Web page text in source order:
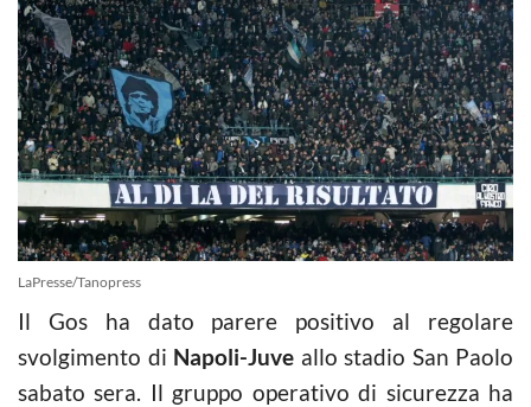
LaPresse/Tanopress
Il Gos ha dato parere positivo al regolare
svolgimento di Napoli-Juve allo stadio San Paolo
sabato sera. Il gruppo operativo di sicurezza ha